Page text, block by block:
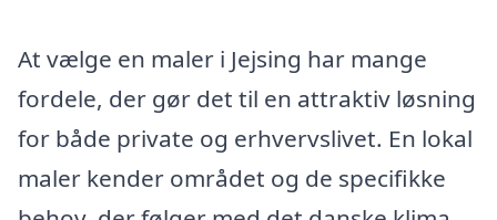
At vælge en maler i Jejsing har mange
fordele, der gør det til en attraktiv løsning
for både private og erhvervslivet. En lokal
maler kender området og de specifikke